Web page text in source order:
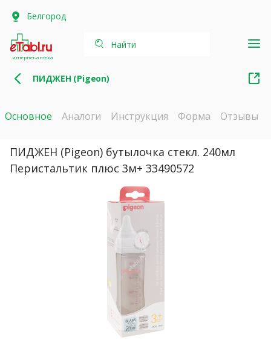
Белгород
интернет-аптека
Найти
ПИДЖЕН (Pigeon)
Основное Аналоги Инструкция Форма Отзывы
ПИДЖЕН (Pigeon) бутылочка стекл. 240мл
Перистальтик плюс 3м+ 33490572